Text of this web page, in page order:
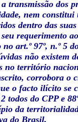
dos
nem constitui
dentro das
requerimento
art.º 97º, n.º
não existem
território
corrobora o
o facto ilícito se
todos do CPP e
da
do Brasil.